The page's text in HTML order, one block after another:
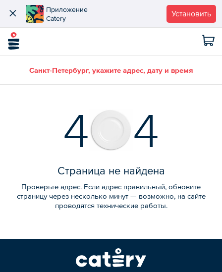
Приложение
Catery
Установить
Санкт-Петербург, укажите адрес, дату и время
4 4
Страница не найдена
Проверьте адрес. Если адрес правильный, обновите
страницу через несколько минут — возможно, на сайте
проводятся технические работы.